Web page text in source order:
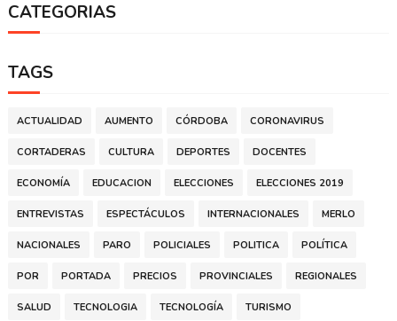
CATEGORIAS
TAGS
ACTUALIDAD AUMENTO CÓRDOBA CORONAVIRUS
CORTADERAS CULTURA DEPORTES DOCENTES
ECONOMÍA EDUCACION ELECCIONES ELECCIONES 2019
ENTREVISTAS ESPECTÁCULOS INTERNACIONALES MERLO
NACIONALES PARO POLICIALES POLITICA POLÍTICA
POR PORTADA PRECIOS PROVINCIALES REGIONALES
SALUD TECNOLOGIA TECNOLOGÍA TURISMO